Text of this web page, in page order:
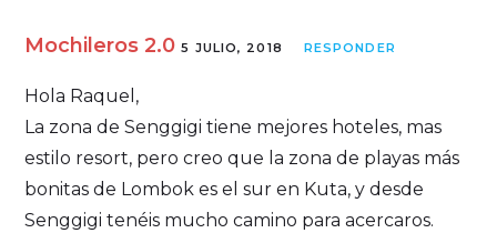
Mochileros 2.0 5 JULIO, 2018 RESPONDER
Hola Raquel,
La zona de Senggigi tiene mejores hoteles, mas
estilo resort, pero creo que la zona de playas más
bonitas de Lombok es el sur en Kuta, y desde
Senggigi tenéis mucho camino para acercaros.